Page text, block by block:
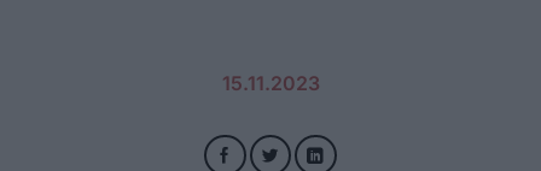
15.11.2023